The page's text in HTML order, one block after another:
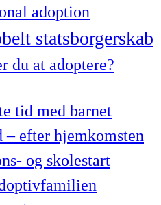
adoption
statsborgerskab
du at adoptere?
tid med barnet
– efter hjemkomsten
og skolestart